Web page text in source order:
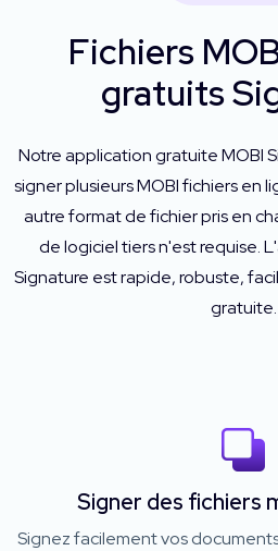
Fichiers
gratuits
Notre application gratuite MOBI
signer plusieurs MOBI fichiers en
autre format de fichier pris en
de logiciel tiers n'est requise.
Signature est rapide, robuste,
gratuite.
Signer des fichiers
Signez facilement vos